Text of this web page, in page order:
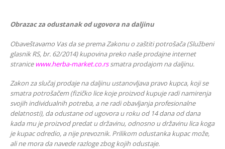
Obrazac za odustanak od ugovora na daljinu
Obaveštavamo Vas da se prema Zakonu o zaštiti potrošača (Službeni
glasnik RS, br. 62/2014) kupovina preko naše prodajne internet
stranice www.herba-market.co.rssmatra prodajom na daljinu.
Zakon za slučaj prodaje na daljinu ustanovljava pravo kupca, koji se
smatra potrošačem (fizičko lice koje proizvod kupuje radi namirenja
svojih individualnih potreba, a ne radi obavljanja profesionalne
delatnosti), da odustane od ugovora u roku od 14 dana od dana
kada mu je proizvod predat u državinu, odnosno u državinu lica koga
je kupac odredio, a nije prevoznik. Prilikom odustanka kupac može,
ali ne mora da navede razloge zbog kojih odustaje.